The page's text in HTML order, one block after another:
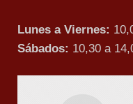
Lunes a Viernes:
Sábados: 10,30 a